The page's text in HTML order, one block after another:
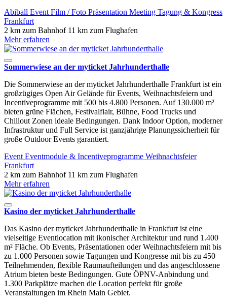
Abiball Event Film / Foto Präsentation Meeting Tagung & Kongress
Frankfurt
2 km zum Bahnhof 11 km zum Flughafen
Mehr erfahren
Sommerwiese an der myticket Jahrhunderthalle
Die Sommerwiese an der myticket Jahrhunderthalle Frankfurt ist ein
großzügiges Open Air Gelände für Events, Weihnachtsfeiern und
Incentiveprogramme mit 500 bis 4.800 Personen. Auf 130.000 m²
bieten grüne Flächen, Festivalflair, Bühne, Food Trucks und
Chillout Zonen ideale Bedingungen. Dank Indoor Option, moderner
Infrastruktur und Full Service ist ganzjährige Planungssicherheit für
große Outdoor Events garantiert.
Event Eventmodule & Incentiveprogramme Weihnachtsfeier
Frankfurt
2 km zum Bahnhof 11 km zum Flughafen
Mehr erfahren
Kasino der myticket Jahrhunderthalle
Das Kasino der myticket Jahrhunderthalle in Frankfurt ist eine
vielseitige Eventlocation mit ikonischer Architektur und rund 1.400
m² Fläche. Ob Events, Präsentationen oder Weihnachtsfeiern mit bis
zu 1.000 Personen sowie Tagungen und Kongresse mit bis zu 450
Teilnehmenden, flexible Raumaufteilungen und das angeschlossene
Atrium bieten beste Bedingungen. Gute ÖPNV-Anbindung und
1.300 Parkplätze machen die Location perfekt für große
Veranstaltungen im Rhein Main Gebiet.